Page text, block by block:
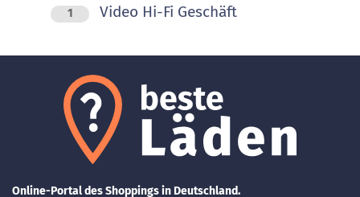
1 Video Hi-Fi Geschäft
Online-Portal des Shoppings in Deutschland.